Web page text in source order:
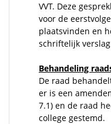
VVT. Deze
voor de
plaatsvinden en
schriftelijk
Behandeling
De raad
er is een
7.1) en de raad
college gestemd.